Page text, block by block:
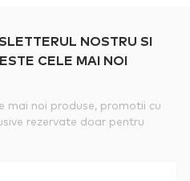
NOSTRU SI
CELE MAI NOI
mai noi produse, promotii cu
rezervate doar pentru